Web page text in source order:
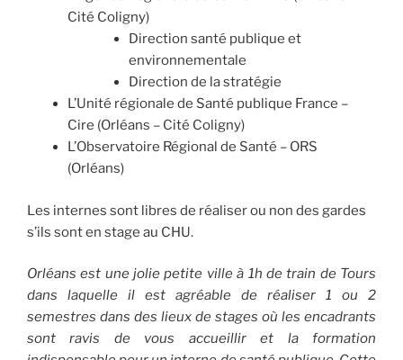
Cité Coligny)
Direction santé publique et
environnementale
Direction de la stratégie
L’Unité régionale de Santé publique France –
Cire (Orléans – Cité Coligny)
L’Observatoire Régional de Santé – ORS
(Orléans)
Les internes sont libres de réaliser ou non des gardes
s’ils sont en stage au CHU.
Orléans est une jolie petite ville à 1h de train de Tours
dans laquelle il est agréable de réaliser 1 ou 2
semestres dans des lieux de stages où les encadrants
sont ravis de vous accueillir et la formation